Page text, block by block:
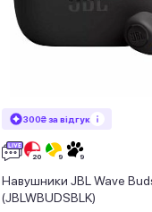
300₴ за відгук
Навушники JBL Wave
(JBLWBUDSBLK)